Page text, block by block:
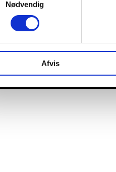
Nødvendig
Afvis